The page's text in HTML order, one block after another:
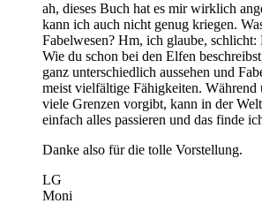
ah, dieses Buch hat es mir wirklich
kann ich auch nicht genug kriegen.
Fabelwesen? Hm, ich glaube, schlicht:
Wie du schon bei den Elfen
ganz unterschiedlich aussehen und
meist vielfältige Fähigkeiten. Während
viele Grenzen vorgibt, kann in der
einfach alles passieren und das finde
Danke also für die tolle Vorstellung.
LG
Moni